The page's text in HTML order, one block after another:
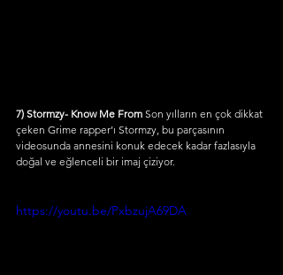
7) Stormzy- Know Me From Son yılların en çok dikkat
çeken Grime rapper’ı Stormzy, bu parçasının
videosunda annesini konuk edecek kadar fazlasıyla
doğal ve eğlenceli bir imaj çiziyor.
https://youtu.be/PxbzujA69DA